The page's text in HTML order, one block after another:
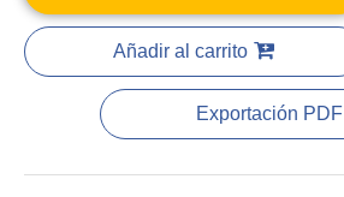
Añadir al carrito
Exportación PDF